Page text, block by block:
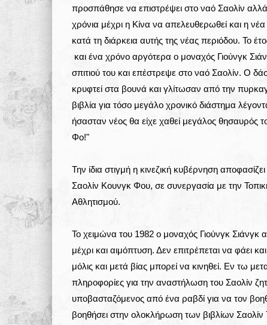
προσπάθησε να επιστρέψει στο ναό Σαολίν
χρόνια μέχρι η Κίνα να απελευθερωθεί και η
κατά τη διάρκεια αυτής της νέας περιόδου. Το
και ένα χρόνο αργότερα ο μοναχός Γιούνγκ
σπιτιού του και επέστρεψε στο ναό Σαολίν. Ο
κρυφτεί στα βουνά και γλίτωσαν από την
βιβλία για τόσο μεγάλο χρονικό διάστημα
ήσασταν νέος θα είχε χαθεί μεγάλος θησαυρός
Φο!"
Την ίδια στιγμή η κινεζική κυβέρνηση
Σαολίν Κουνγκ Φου, σε συνεργασία με την
Αθλητισμού.
Το χειμώνα του 1982 ο μοναχός Γιούνγκ Σιάνγκ
μέχρι και αιμόπτυση. Δεν επιτρέπεται να φάει
μόλις και μετά βίας μπορεί να κινηθεί. Εν τω
πληροφορίες για την αναστήλωση του Σαολίν
υποβασταζόμενος από ένα ραβδί για να τον
βοηθήσει στην ολοκλήρωση των βιβλίων